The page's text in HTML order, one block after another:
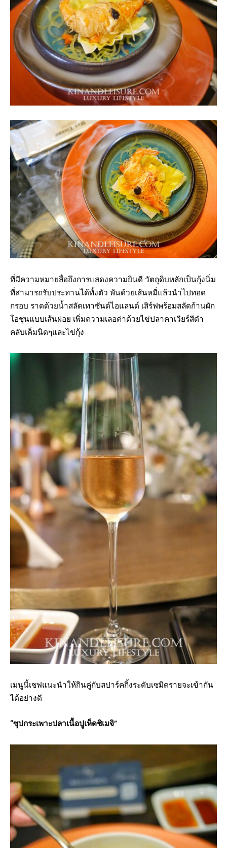
ที่มีความหมายสื่อถึงการแสดงความยินดี วัตถุดิบหลักเป็นกุ้งนิ่ม
ที่สามารถรับประทานได้ทั้งตัว พันด้วยเส้นหมี่แล้วนำไปทอด
กรอบ ราดด้วยน้ำสลัดเทาซันด์ไอแลนด์ เสิร์ฟพร้อมสลัดก้านผัก
โอชุนแบบเส้นฝอย เพิ่มความเลอค่าด้วยไข่ปลาคาเวียร์สีดำ
คลับเค็มนิดๆและไข่กุ้ง
เมนูนี้เชฟแนะนำให้กินคู่กับสปาร์คกิ้งระดับเซมิดรายจะเข้ากัน
ได้อย่างดี
“ซุปกระเพาะปลาเนื้อปูเห็ดชิเมจิ”